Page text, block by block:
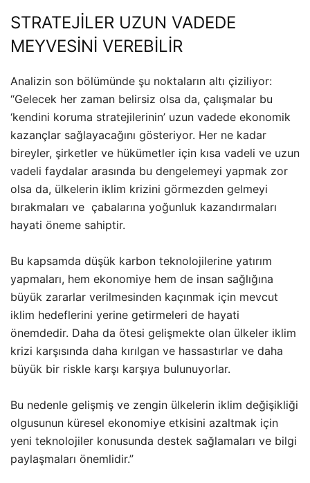
STRATEJİLER UZUN VADEDE
MEYVESİNİ VEREBİLİR
Analizin son bölümünde şu noktaların altı çiziliyor:
“Gelecek her zaman belirsiz olsa da, çalışmalar bu
‘kendini koruma stratejilerinin’ uzun vadede ekonomik
kazançlar sağlayacağını gösteriyor. Her ne kadar
bireyler, şirketler ve hükümetler için kısa vadeli ve uzun
vadeli faydalar arasında bu dengelemeyi yapmak zor
olsa da, ülkelerin iklim krizini görmezden gelmeyi
bırakmaları ve çabalarına yoğunluk kazandırmaları
hayati öneme sahiptir.
Bu kapsamda düşük karbon teknolojilerine yatırım
yapmaları, hem ekonomiye hem de insan sağlığına
büyük zararlar verilmesinden kaçınmak için mevcut
iklim hedeflerini yerine getirmeleri de hayati
önemdedir. Daha da ötesi gelişmekte olan ülkeler iklim
krizi karşısında daha kırılgan ve hassastırlar ve daha
büyük bir riskle karşı karşıya bulunuyorlar.
Bu nedenle gelişmiş ve zengin ülkelerin iklim değişikliği
olgusunun küresel ekonomiye etkisini azaltmak için
yeni teknolojiler konusunda destek sağlamaları ve bilgi
paylaşmaları önemlidir.”